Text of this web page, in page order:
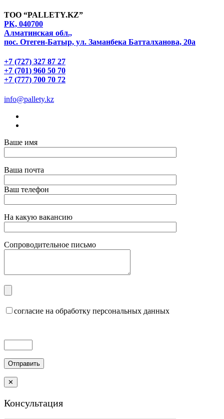
ТОО “PALLETY.KZ”
РК, 040700
Алматинская обл.,
пос. Отеген-Батыр, ул. Заманбека Батталханова, 20а
+7 (727) 327 87 27
+7 (701) 960 50 70
+7 (777) 700 70 72
info@pallety.kz
Ваше имя
Ваша почта
Ваш телефон
На какую вакансию
Сопроводительное письмо
согласие на обработку персональных данных
✕
Консультация